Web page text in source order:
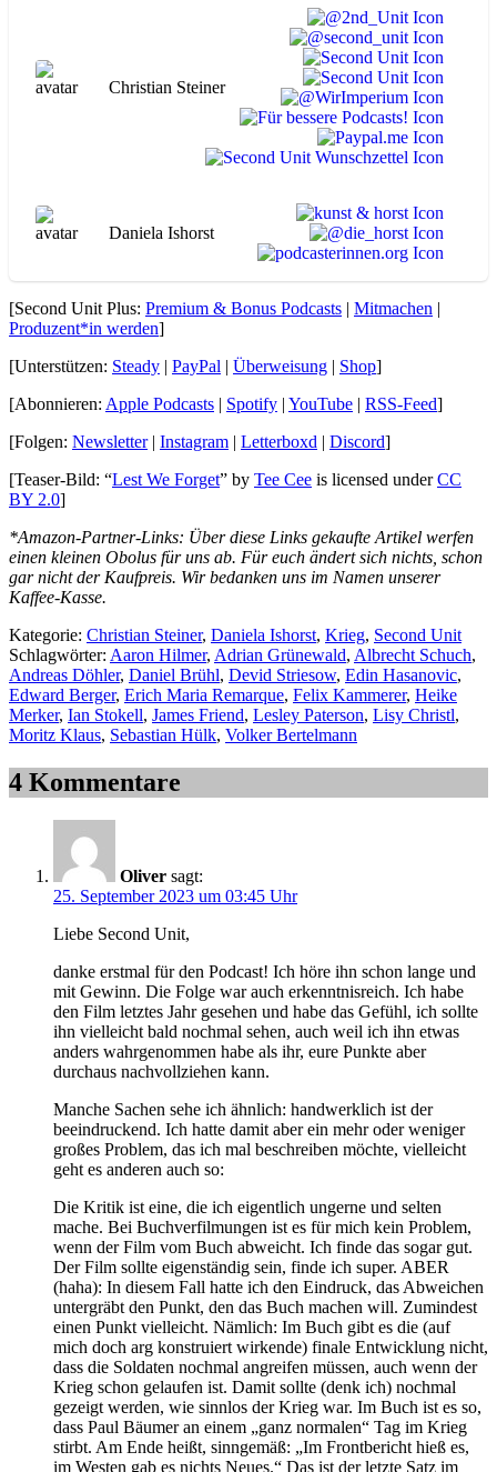
Christian Steiner
Daniela Ishorst
[Second Unit Plus: Premium & Bonus Podcasts | Mitmachen |
Produzent*in werden]
[Unterstützen: Steady | PayPal | Überweisung | Shop]
[Abonnieren: Apple Podcasts | Spotify | YouTube | RSS-Feed]
[Folgen: Newsletter| Instagram | Letterboxd | Discord]
[Teaser-Bild: “Lest We Forget” by Tee Cee is licensed underCC
BY 2.0]
*Amazon-Partner-Links: Über diese Links gekaufte Artikel werfen
einen kleinen Obolus für uns ab. Für euch ändert sich nichts, schon
gar nicht der Kaufpreis. Wir bedanken uns im Namen unserer
Kaffee-Kasse.
Kategorie: Christian Steiner, Daniela Ishorst, Krieg, Second Unit
Schlagwörter: Aaron Hilmer, Adrian Grünewald, Albrecht Schuch,
Andreas Döhler, Daniel Brühl, Devid Striesow, Edin Hasanovic,
Edward Berger, Erich Maria Remarque, Felix Kammerer, Heike
Merker, Ian Stokell, James Friend, Lesley Paterson, Lisy Christl,
Moritz Klaus, Sebastian Hülk, Volker Bertelmann
4 Kommentare
Oliver sagt:
25. September 2023 um 03:45 Uhr
Liebe Second Unit,
danke erstmal für den Podcast! Ich höre ihn schon lange und
mit Gewinn. Die Folge war auch erkenntnisreich. Ich habe
den Film letztes Jahr gesehen und habe das Gefühl, ich sollte
ihn vielleicht bald nochmal sehen, auch weil ich ihn etwas
anders wahrgenommen habe als ihr, eure Punkte aber
durchaus nachvollziehen kann.
Manche Sachen sehe ich ähnlich: handwerklich ist der
beeindruckend. Ich hatte damit aber ein mehr oder weniger
großes Problem, das ich mal beschreiben möchte, vielleicht
geht es anderen auch so:
Die Kritik ist eine, die ich eigentlich ungerne und selten
mache. Bei Buchverfilmungen ist es für mich kein Problem,
wenn der Film vom Buch abweicht. Ich finde das sogar gut.
Der Film sollte eigenständig sein, finde ich super. ABER
(haha): In diesem Fall hatte ich den Eindruck, das Abweichen
untergräbt den Punkt, den das Buch machen will. Zumindest
einen Punkt vielleicht. Nämlich: Im Buch gibt es die (auf
mich doch arg konstruiert wirkende) finale Entwicklung nicht,
dass die Soldaten nochmal angreifen müssen, auch wenn der
Krieg schon gelaufen ist. Damit sollte (denk ich) nochmal
gezeigt werden, wie sinnlos der Krieg war. Im Buch ist es so,
dass Paul Bäumer an einem „ganz normalen“ Tag im Krieg
stirbt. Am Ende heißt, sinngemäß: „Im Frontbericht hieß es,
im Westen gab es nichts Neues.“ Das ist der letzte Satz im